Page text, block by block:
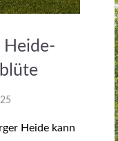
Heide kann